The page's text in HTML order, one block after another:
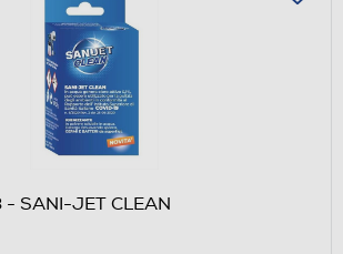
ARIETE - 4078 - SANI-JET CLEAN